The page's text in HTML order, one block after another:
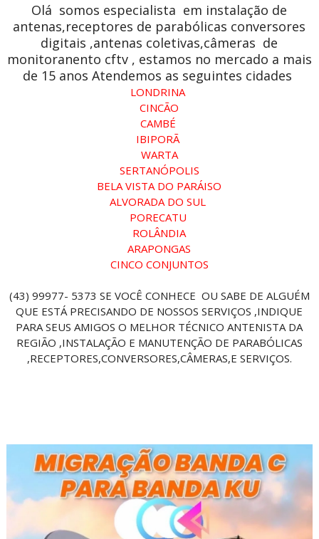
Olá somos especialista em instalação de
antenas,receptores de parabólicas conversores
digitais ,antenas coletivas,câmeras de
monitoranento cftv , estamos no mercado a mais
de 15 anos Atendemos as seguintes cidades
LONDRINA
CINCÃO
CAMBÉ
IBIPORÃ
WARTA
SERTANÓPOLIS
BELA VISTA DO PARÁISO
ALVORADA DO SUL
PORECATU
ROLÂNDIA
ARAPONGAS
CINCO CONJUNTOS
(43) 99977- 5373 SE VOCÊ CONHECE OU SABE DE ALGUÉM
QUE ESTÁ PRECISANDO DE NOSSOS SERVIÇOS ,INDIQUE
PARA SEUS AMIGOS O MELHOR TÉCNICO ANTENISTA DA
REGIÃO ,INSTALAÇÃO E MANUTENÇÃO DE PARABÓLICAS
,RECEPTORES,CONVERSORES,CÂMERAS,E SERVIÇOS.